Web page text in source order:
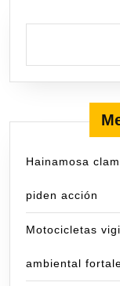
Hainamosa
piden acción
Motocicletas
ambiental